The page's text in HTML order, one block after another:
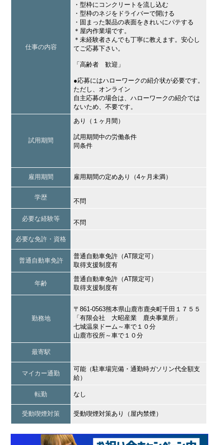
仕事の内容
・型枠にコンクリートを流し込む
・型枠のネジをドライバーで開ける
・固まった製品の表面をきれいにパテする
＊屋内作業場です。
＊未経験者さんでも丁寧に教えます。安心し
てご応募下さい。
「高齢者 歓迎」
●応募にはハローワークの紹介状が必要です。
ただし、オンライン
自主応募の場合は、ハローワークの紹介では
ないため、不要です。
試用期間
あり（１ヶ月間）
試用期間中の労働条件
同条件
雇用期間 雇用期間の定めあり（4ヶ月未満）
学歴
不問
必要な経験等
不問
必要な免許・資格
普通自動車免許
普通自動車免許（AT限定可）
取得支援制度有
年齢
普通自動車免許（AT限定可）
取得支援制度有
勤務地
〒861-0563熊本県山鹿市鹿央町千田１７５５
「有限会社 大昭産業 鹿央事業所」
七城温泉ドーム～車で１０分
山鹿市役所～車で１０分
最寄駅
マイカー通勤
可能（駐車場完備・通勤時ガソリン代全額支
給）
転勤 なし
受動喫煙対策 受動喫煙対策あり（屋内禁煙）